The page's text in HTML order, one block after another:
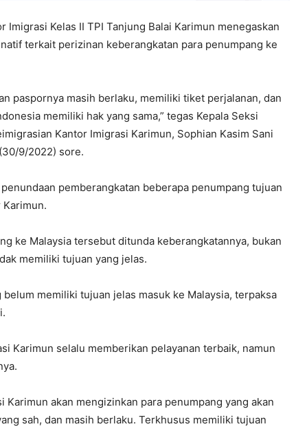
Imigrasi Kelas II TPI Tanjung Balai Karimun menegaskan
terkait perizinan keberangkatan para penumpang ke
paspornya masih berlaku, memiliki tiket perjalanan, dan
memiliki hak yang sama,” tegas Kepala Seksi
Kantor Imigrasi Karimun, Sophian Kasim Sani
9/2022) sore.
pemberangkatan beberapa penumpang tujuan
Karimun.
ke Malaysia tersebut ditunda keberangkatannya, bukan
memiliki tujuan yang jelas.
belum memiliki tujuan jelas masuk ke Malaysia, terpaksa
Karimun selalu memberikan pelayanan terbaik, namun
Karimun akan mengizinkan para penumpang yang akan
sah, dan masih berlaku. Terkhusus memiliki tujuan